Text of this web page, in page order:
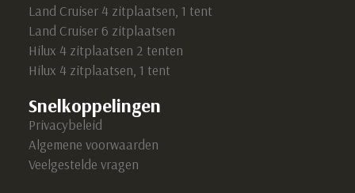
Land Cruiser 4 zitplaatsen, 1 tent
Land Cruiser 6 zitplaatsen
Hilux 4 zitplaatsen 2 tenten
Hilux 4 zitplaatsen, 1 tent
Snelkoppelingen
Privacybeleid
Algemene voorwaarden
Veelgestelde vragen